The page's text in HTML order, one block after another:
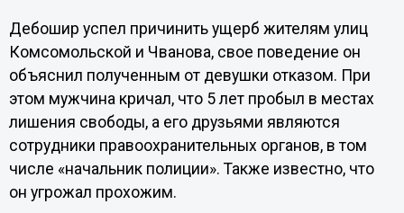
Дебошир успел причинить ущерб жителям улиц
Комсомольской и Чванова, свое поведение он
объяснил полученным от девушки отказом. При
этом мужчина кричал, что 5 лет пробыл в местах
лишения свободы, а его друзьями являются
сотрудники правоохранительных органов, в том
числе «начальник полиции». Также известно, что
он угрожал прохожим.